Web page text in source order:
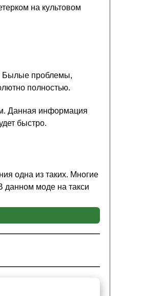
на культовом
Былые проблемы,
полностью.
Данная информация
быстро.
одна из таких. Многие
данном моде на такси
игроку Minecraft PE